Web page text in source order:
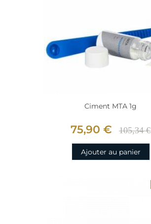
Ciment MTA 1g
75,90 € 105,34 €
Ajouter au panier